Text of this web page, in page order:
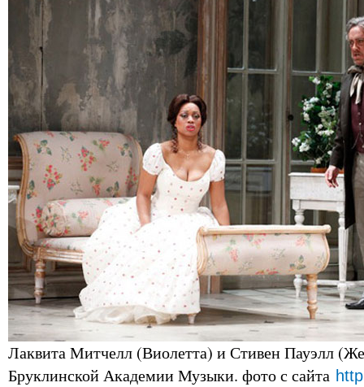
Лаквита Митчелл (Виолетта) и Стивен Пауэлл
Бруклинской Академии Музыки. фото с сайта